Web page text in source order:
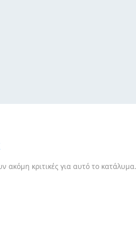
ακόμη κριτικές για αυτό το κατάλυμα.